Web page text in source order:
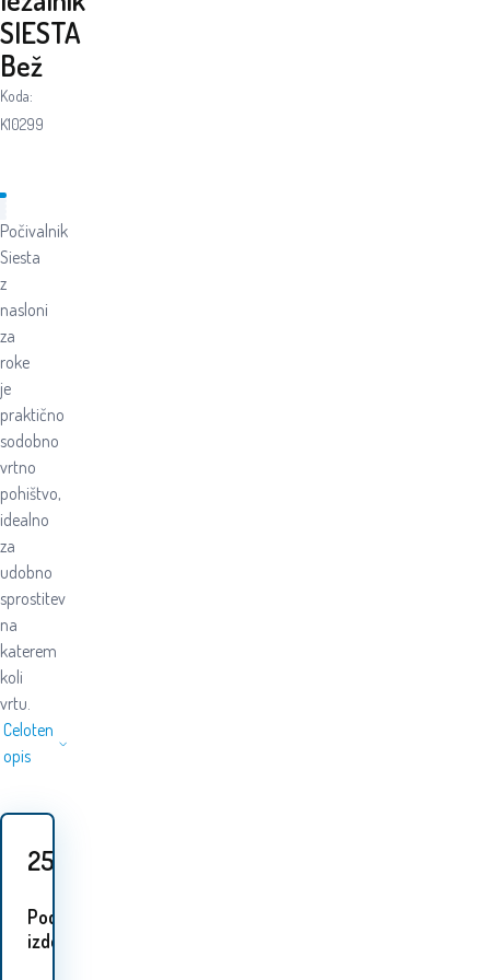
SIESTA
Bež
Koda:
K10299
Počivalnik
Siesta
z
nasloni
za
roke
je
praktično
sodobno
vrtno
pohištvo,
idealno
za
udobno
sprostitev
na
katerem
koli
vrtu.
Celoten
opis
25.20
Podobni
izdelki: